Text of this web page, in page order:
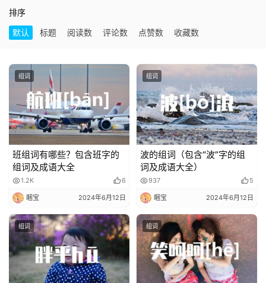
排序
默认
标题 阅读数 评论数 点赞数 收藏数
组词
班组词有哪些？包含班字的
组词及成语大全
1.2K 6
睏宝 2024年6月12日
组词
波的组词（包含“波”字的组
词及成语大全）
937 5
睏宝 2024年6月12日
组词 组词